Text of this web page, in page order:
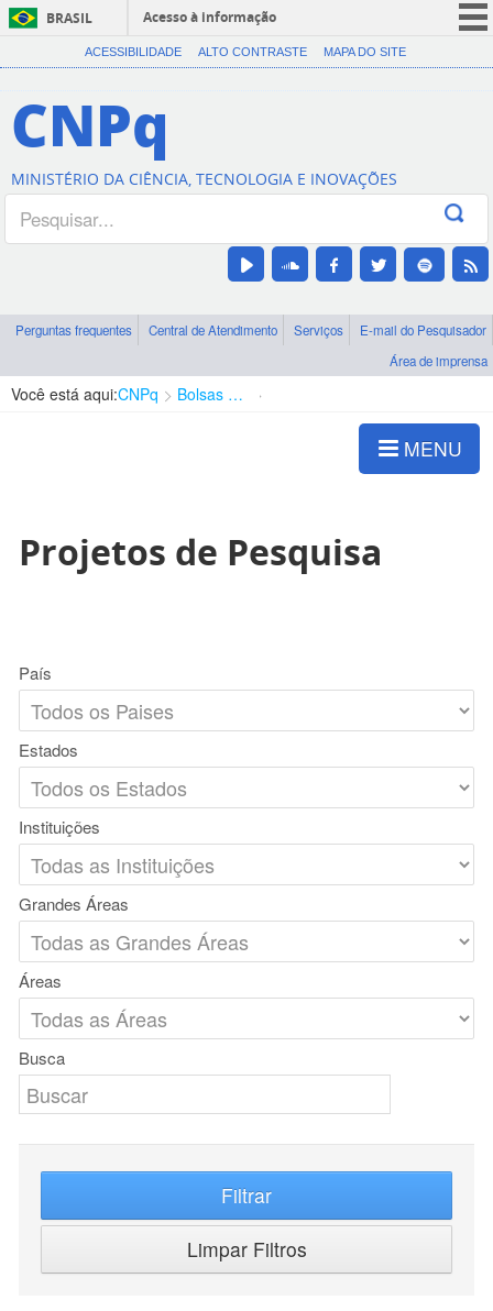
BRASIL
Acesso à informação
CORONAVÍRUS (COVID-19)
Canais
ACESSIBILIDADE ALTO CONTRASTE MAPA DO SITE
CNPq
MINISTÉRIO DA CIÊNCIA, TECNOLOGIA E INOVAÇÕES
Perguntas frequentes Central de Atendimento Serviços
E-mail do Pesquisador
Área de imprensa
Você está aqui:CNPq Bolsas e Auxílios Vigentes
MENU
Projetos de Pesquisa
País
Estados
Instituições
Grandes Áreas
Áreas
Busca
Filtrar
Limpar Filtros